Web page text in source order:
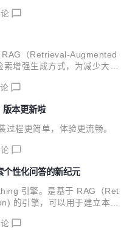
（Retrieval-Augmented
增强生成方式，为减少大模
果越好吗？本文将深入分析
。本更新啦
程更简单，体验更流畅。
性化问答的新纪元
引擎。是基于 RAG（Ret
的引擎，可以用于建立本地